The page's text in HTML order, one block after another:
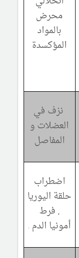
محرض
بالمواد
المؤكسدة
نزف في
العضلات و
المفاصل
اضطراب
حلقة اليوريا
, فرط
أمونيا الدم .